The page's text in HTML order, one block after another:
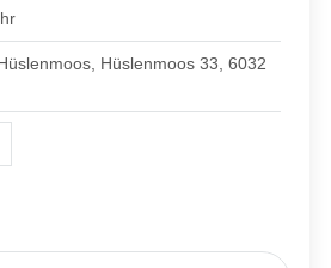
Hüslenmoos 33, 6032